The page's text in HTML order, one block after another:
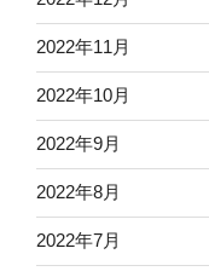
2022年11月
2022年10月
2022年9月
2022年8月
2022年7月